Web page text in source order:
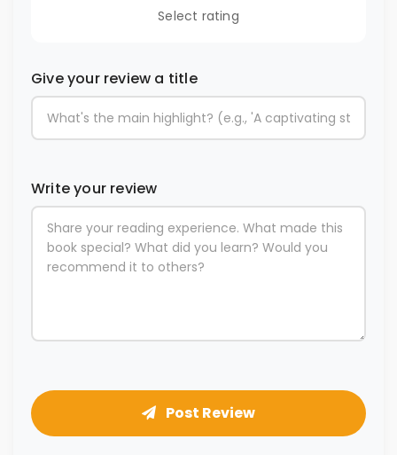
Select rating
Give your review a title
Write your review
Post Review